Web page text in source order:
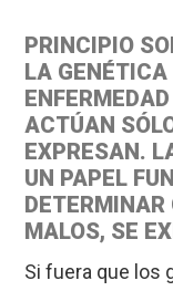
PRINCIPIO
LA
ACTÚAN
EXPRESAN.
UN PAPEL
DETERMINAR
MALOS, SE
Si fuera que los